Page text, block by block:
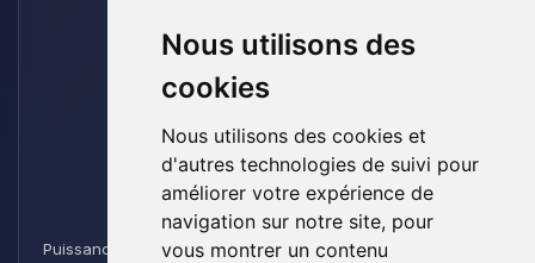
Nous utilisons des
cookies
Nous utilisons des cookies et
d'autres technologies de suivi pour
améliorer votre expérience de
navigation sur notre site, pour
vous montrer un contenu
Titan
Puissance et Endurance pour les Aventuriers de Minecraft :